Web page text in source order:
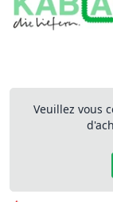
Veuillez vous